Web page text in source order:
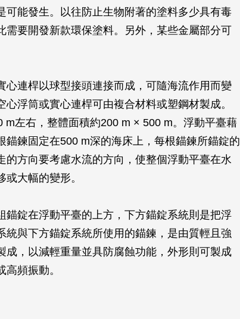
可能發生。以往防止生物附著的塗料多少具有毒
需要開發新款環保塗料。另外，某些金屬部分可
心連桿以球型接頭連接而成，可隨海流作用而變
浮筒或實心連桿可由複合材料或塑鋼材製成。
m左右，整體面積約200 m × 500 m。浮動平臺藉
錨鍊固定在500 m深的海床上，每根錨鍊所錨錠的
的方向要考慮水流的方向，使整個浮動平臺在水
大幅的變形。
錨錠在浮動平臺的上方，下方錨錠系統則是把浮
統與下方錨錠系統所使用的錨鍊，是由質輕且強
成，以減輕重量並具防腐蝕功能，外形則可製成
頻振動。